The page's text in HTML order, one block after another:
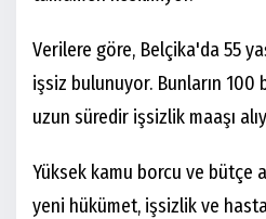
Verilere göre, Belçika'da 55
işsiz bulunuyor. Bunların 100
uzun süredir işsizlik maaşı
Yüksek kamu borcu ve bütçe
yeni hükümet, işsizlik ve